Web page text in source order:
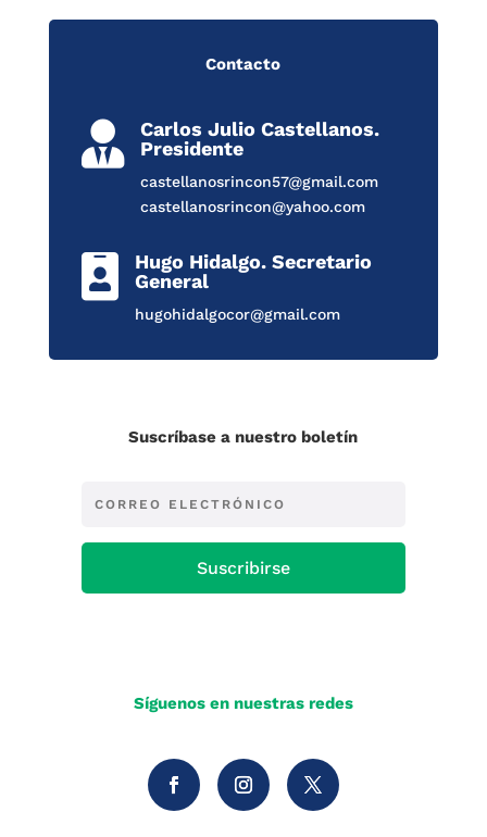
Contacto

Carlos Julio Castellanos.
Presidente
castellanosrincon57@gmail.com
castellanosrincon@yahoo.com

Hugo Hidalgo. Secretario
General
hugohidalgocor@gmail.com
Suscríbase a nuestro boletín
Suscribirse
Síguenos en nuestras redes